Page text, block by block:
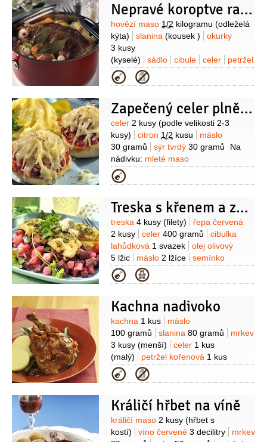
pyré2 decilitry víno bílé2 decilitryNepravé koroptve rady Vacátka
Suroviny
hovězí maso 1/2 kilogramu (odleželá
kýta)
slanina (kousek )
okurky
3 kusy
(kyselé)
sádlo cibule celer
petržel
kořenová
Kategorie
Zapečený celer plněný masem
Suroviny
celer 2 kusy (podle velikosti 2-3
kusy)
citron 1/2 kusu
máslo
30 gramů
sýr tvrdý 30 gramů
Na
nádivku: mleté maso
250 gramů
(menší)
máslo50 gramů
vejce
1 lžička
paprika sladká1 lžička
(mletá)
koření chilli 1 špetka
(podle
chuti)
majoránka
Kategorie
Treska s křenem a zeleninou
Suroviny
treska 4 kusy (filety)
řepa červená
2 kusy
celer 400 gramů
cibulka
lahůdková 1 svazek
olej olivový
5 lžic
máslo 2 lžíce
semínko
hořčičné1 lžička
6 lžiček
pepř černý(mletý)
Kategorie
Kachna nadivoko
Suroviny
kachna 1 kus
máslo
100 gramů
slanina 80 gramů
mrkev
3 kusy (menší) celer 1 kus
(malý)
petržel kořenová 1 kus
(malá)
cibule
hladká50 gramů
víno červené
Kategorie
Králičí hřbet na víně
Suroviny
králičí maso 2 kusy (hřbet s
kostí)
víno červené 3 decilitry
mrkev